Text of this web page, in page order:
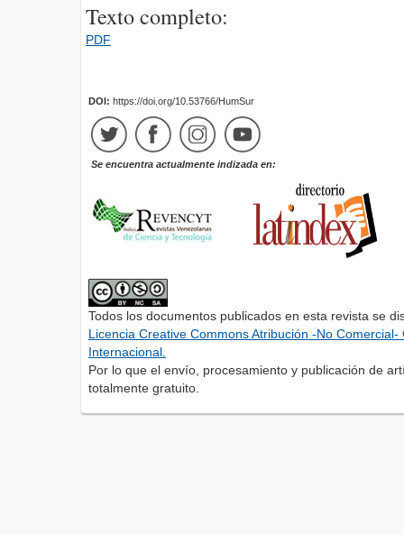
Texto completo:
PDF
DOI: https://doi.org/10.53766/HumSur
Se encuentra actualmente indizada en:
Todos los documentos publicados en esta revista se
Licencia Creative Commons Atribución -No
Internacional.
Por lo que el envío, procesamiento y publicación de
totalmente gratuito.